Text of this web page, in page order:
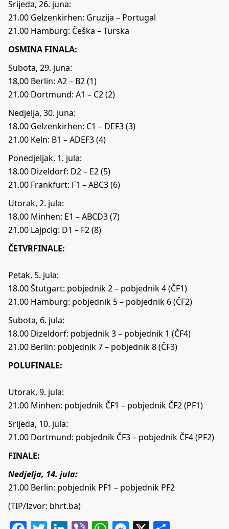
Srijeda, 26. juna:
21.00 Gelzenkirhen: Gruzija – Portugal
21.00 Hamburg: Češka – Turska
OSMINA FINALA:
Subota, 29. juna:
18.00 Berlin: A2 – B2 (1)
21.00 Dortmund: A1 – C2 (2)
Nedjelja, 30. juna:
18.00 Gelzenkirhen: C1 – DEF3 (3)
21.00 Keln: B1 – ADEF3 (4)
Ponedjeljak, 1. jula:
18.00 Dizeldorf: D2 – E2 (5)
21.00 Frankfurt: F1 – ABC3 (6)
Utorak, 2. jula:
18.00 Minhen: E1 – ABCD3 (7)
21.00 Lajpcig: D1 – F2 (8)
ČETVRFINALE:
Petak, 5. jula:
18.00 Štutgart: pobjednik 2 – pobjednik 4 (ČF1)
21.00 Hamburg: pobjednik 5 – pobjednik 6 (ČF2)
Subota, 6. jula:
18.00 Dizeldorf: pobjednik 3 – pobjednik 1 (ČF4)
21.00 Berlin: pobjednik 7 – pobjednik 8 (ČF3)
POLUFINALE:
Utorak, 9. jula:
21.00 Minhen: pobjednik ČF1 – pobjednik ČF2 (PF1)
Srijeda, 10. jula:
21.00 Dortmund: pobjednik ČF3 – pobjednik ČF4 (PF2)
FINALE:
Nedjelja, 14. jula:
21.00 Berlin: pobjednik PF1 – pobjednik PF2
(TIP/Izvor: bhrt.ba)